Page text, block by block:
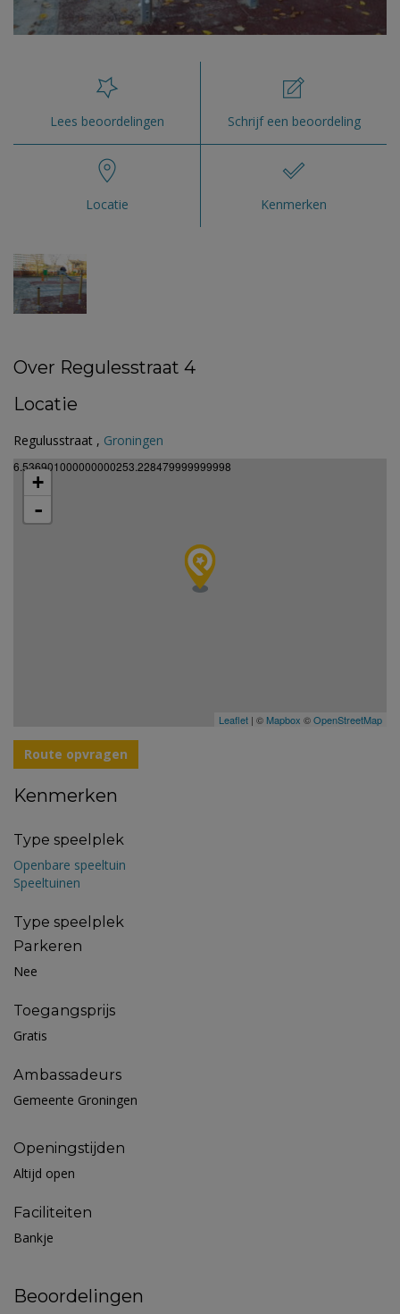
Lees beoordelingen Schrijf een beoordeling
Locatie Kenmerken
Over Regulesstraat 4
Locatie
Regulusstraat , Groningen
6.536901000000000253.228479999999998
+
-
Leaflet | © Mapbox ©OpenStreetMap
Route opvragen
Kenmerken
Type speelplek
Openbare speeltuin
Speeltuinen
Type speelplek
Parkeren
Nee
Toegangsprijs
Gratis
Ambassadeurs
Gemeente Groningen
Openingstijden
Altijd open
Faciliteiten
Bankje
Beoordelingen